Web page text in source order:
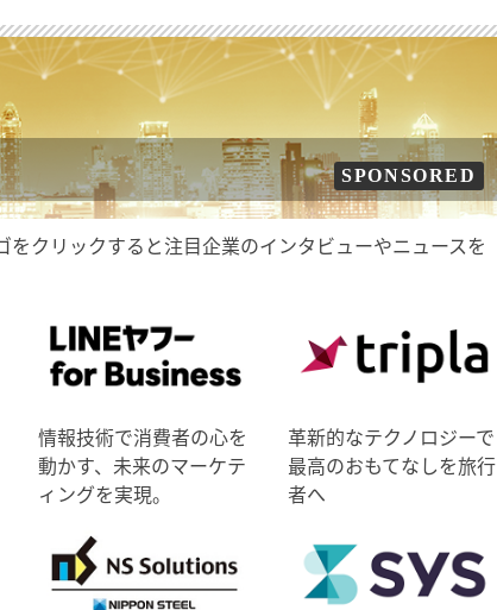
SPONSORED
クリックすると注目企業のインタビューやニュースを
情報技術で消費者の心を
動かす、未来のマーケテ
ィングを実現。
革新的なテクノロジーで
最高のおもてなしを旅行
者へ